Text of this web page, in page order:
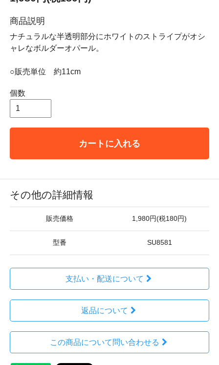
商品説明
ナチュラルな半透明部分にホワイトのストライプがオシ
ャレなボルダーオパール。
○販売単位 約11cm
個数
カートに入れる
その他の詳細情報
販売価格 1,980円(税180円)
型番 SU8581
支払い・配送について
返品について
この商品について問い合わせる